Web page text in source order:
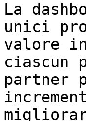
La
unici
valore
ciascun
partner